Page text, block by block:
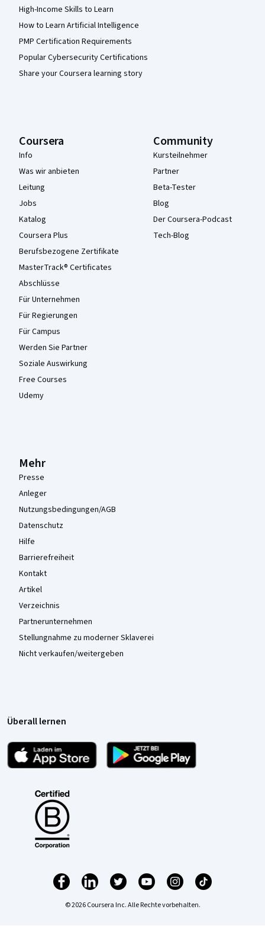
High-Income Skills to Learn
How to Learn Artificial Intelligence
PMP Certification Requirements
Popular Cybersecurity Certifications
Share your Coursera learning story
Coursera
Info
Was wir anbieten
Leitung
Jobs
Katalog
Coursera Plus
Berufsbezogene Zertifikate
MasterTrack® Certificates
Abschlüsse
Für Unternehmen
Für Regierungen
Für Campus
Werden Sie Partner
Soziale Auswirkung
Free Courses
Udemy
Community
Kursteilnehmer
Partner
Beta-Tester
Blog
Der Coursera-Podcast
Tech-Blog
Mehr
Presse
Anleger
Nutzungsbedingungen/AGB
Datenschutz
Hilfe
Barrierefreiheit
Kontakt
Artikel
Verzeichnis
Partnerunternehmen
Stellungnahme zu moderner Sklaverei
Nicht verkaufen/weitergeben
Überall lernen
© 2026 Coursera Inc. Alle Rechte vorbehalten.